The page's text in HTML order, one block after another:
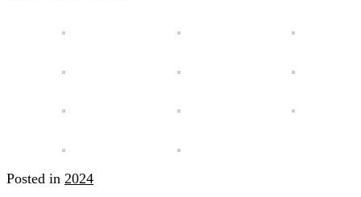
Posted in 2024